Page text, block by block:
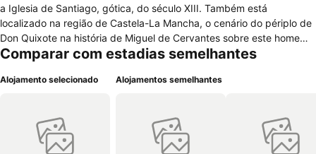
a Iglesia de Santiago, gótica, do século XIII. Também está
localizado na região de Castela-La Mancha, o cenário do périplo de
Don Quixote na história de Miguel de Cervantes sobre este homem
de La Mancha. Na verdade, o Museu Don Quixote fica próximo ao
Comparar com estadias semelhantes
Alojamento selecionado Alojamentos semelhantes